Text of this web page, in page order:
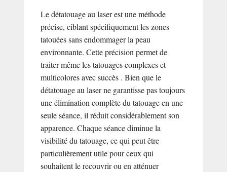
Le détatouage au laser est une méthode
précise, ciblant spécifiquement les zones
tatouées sans endommager la peau
environnante. Cette précision permet de
traiter même les tatouages complexes et
multicolores avec succès . Bien que le
détatouage au laser ne garantisse pas toujours
une élimination complète du tatouage en une
seule séance, il réduit considérablement son
apparence. Chaque séance diminue la
visibilité du tatouage, ce qui peut être
particulièrement utile pour ceux qui
souhaitent le recouvrir ou en atténuer